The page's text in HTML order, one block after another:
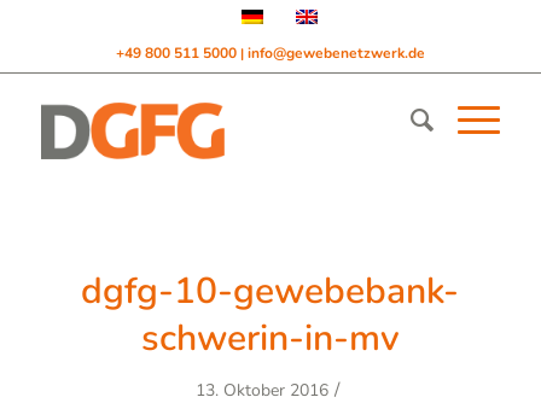
+49 800 511 5000 | info@gewebenetzwerk.de
dgfg-10-gewebebank-
schwerin-in-mv
13. Oktober 2016 /